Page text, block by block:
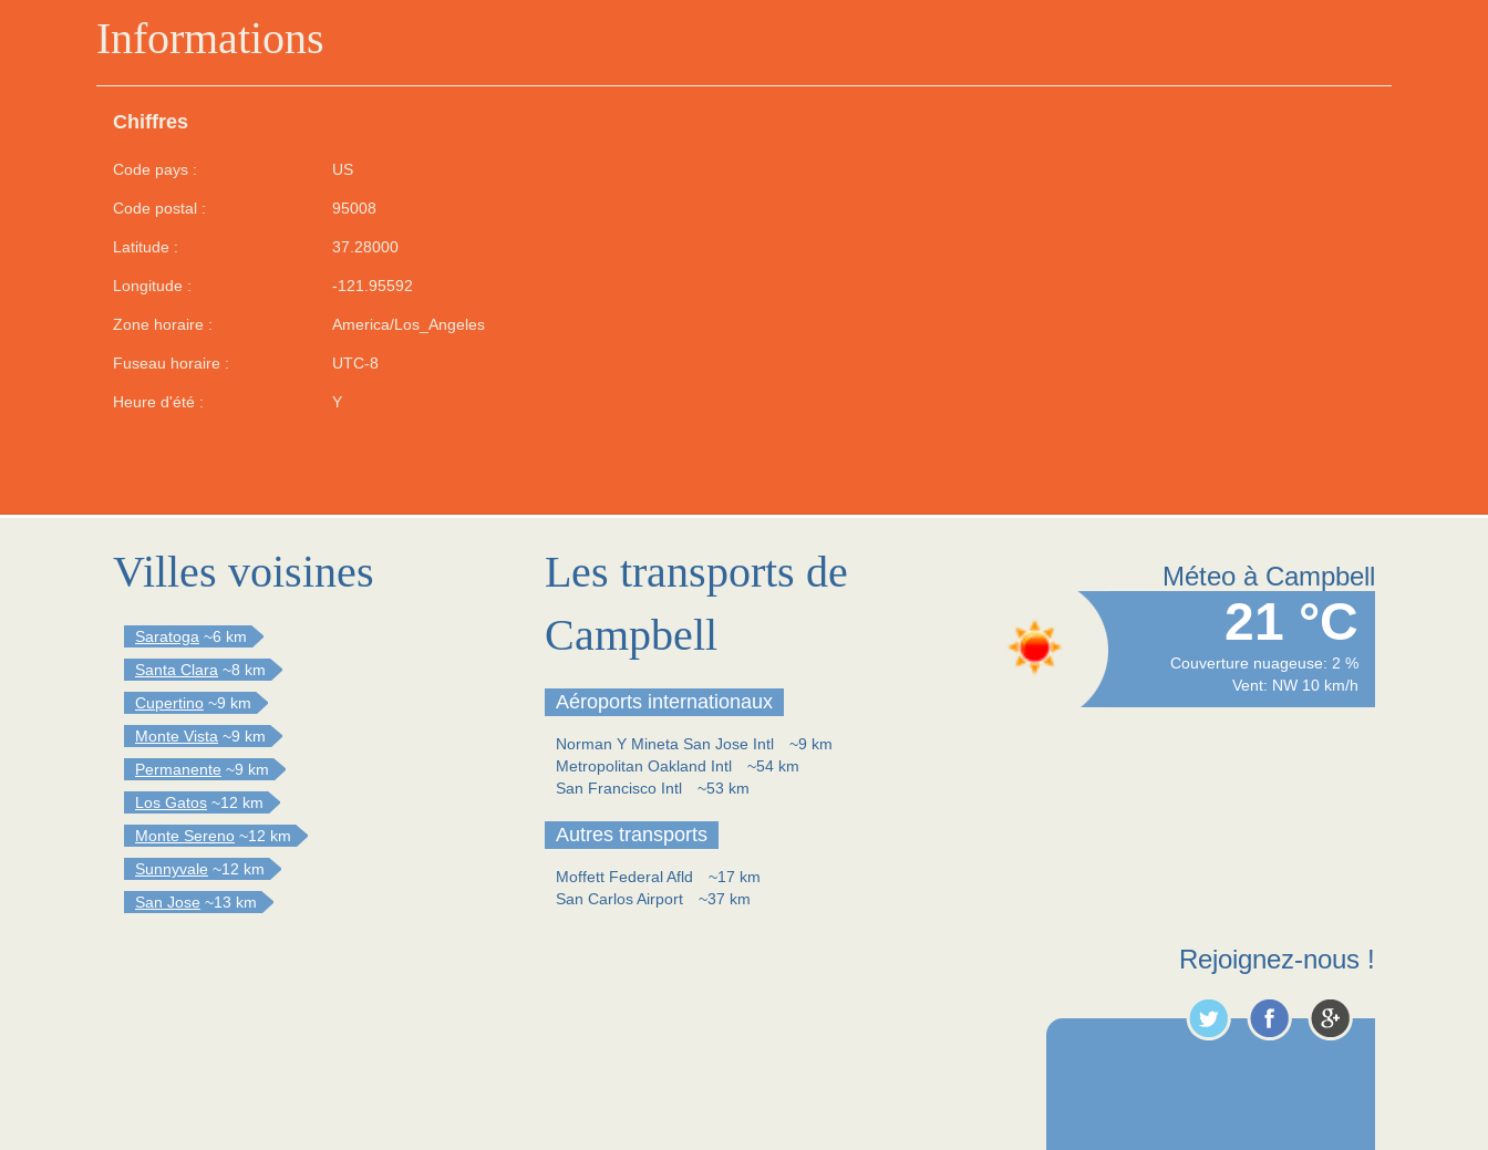
Informations
Chiffres
Code pays : US
Code postal : 95008
Latitude : 37.28000
Longitude : -121.95592
Zone horaire : America/Los_Angeles
Fuseau horaire : UTC-8
Heure d'été : Y
Villes voisines
Saratoga ~6 km
Santa Clara ~8 km
Cupertino ~9 km
Monte Vista ~9 km
Permanente ~9 km
Los Gatos ~12 km
Monte Sereno ~12 km
Sunnyvale ~12 km
San Jose ~13 km
Les transports de
Campbell
Aéroports internationaux
Norman Y Mineta San Jose Intl
~9 km
Metropolitan Oakland Intl
~54 km
San Francisco Intl
~53 km
Autres transports
Moffett Federal Afld
~17 km
San Carlos Airport
~37 km
Méteo à Campbell
21 °C
Couverture nuageuse: 2 %
Vent: NW 10 km/h
Rejoignez-nous !